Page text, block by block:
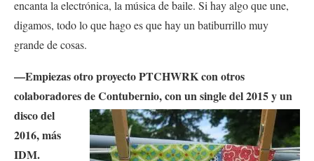
encanta la electrónica, la música de baile. Si hay algo que une,
digamos, todo lo que hago es que hay un batiburrillo muy
grande de cosas.
—Empiezas otro proyecto PTCHWRK con otros
colaboradores de Contubernio, con un singledel 2015 y un
disco del
2016, más
IDM.